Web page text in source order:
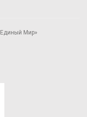
Единый Мир»